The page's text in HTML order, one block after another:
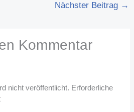
Nächster Beitrag →
Kommentar
nicht veröffentlicht. Erforderliche